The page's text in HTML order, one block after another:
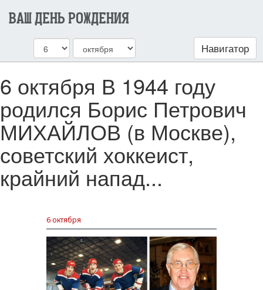
ВАШ ДЕНЬ РОЖДЕНИЯ
Навигатор
6 октября В 1944 году
родился Борис Петрович
МИХАЙЛОВ (в Москве),
советский хоккеист,
крайний напад...
6 октября